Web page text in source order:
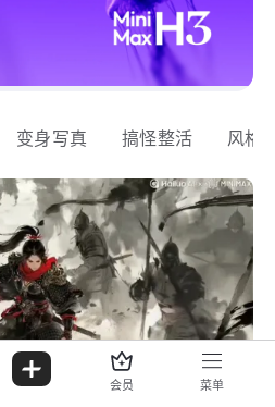
变身写真 搞怪整活 风格
会员 菜单